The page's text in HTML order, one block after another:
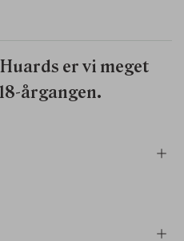
er vi meget
årgangen.